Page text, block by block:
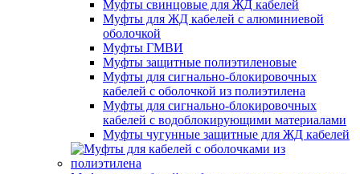
Муфты свинцовые для ЖД кабелей
Муфты для ЖД кабелей с алюминиевой
оболочкой
Муфты ГМВИ
Муфты защитные полиэтиленовые
Муфты для сигнально-блокировочных
кабелей с оболочкой из полиэтилена
Муфты для сигнально-блокировочных
кабелей с водоблокирующими материалами
Муфты чугунные защитные для ЖД кабелей